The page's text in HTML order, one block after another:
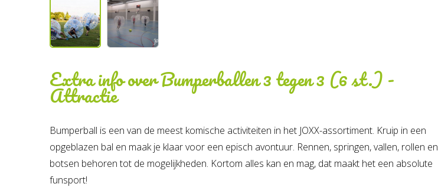
Extra info overBumperballen 3 tegen 3 (6 st.) -
Attractie
Bumperball is een van de meest komische activiteiten in het JOXX-assortiment. Kruip in een
opgeblazen bal en maak je klaar voor een episch avontuur. Rennen, springen, vallen, rollen en
botsen behoren tot de mogelijkheden. Kortom alles kan en mag, dat maakt het een absolute
funsport!